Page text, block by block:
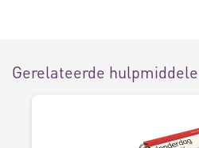
Gerelateerde